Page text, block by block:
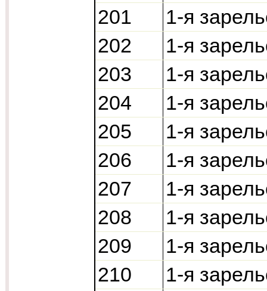
201
1-я
202
1-я
203
1-я
204
1-я
205
1-я
206
1-я
207
1-я
208
1-я
209
1-я
210
1-я